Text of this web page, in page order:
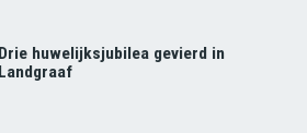
Drie huwelijksjubilea gevierd in
Landgraaf